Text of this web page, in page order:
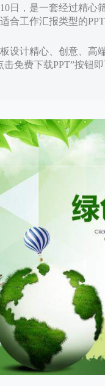
日，是一套经过精心
合工作汇报类型的PPT
设计精心、创意、高
击免费下载PPT”按钮